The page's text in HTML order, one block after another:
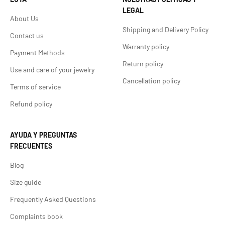
About Us
Contact us
Payment Methods
Use and care of your jewelry
Terms of service
Refund policy
LEGAL
Shipping and Delivery Policy
Warranty policy
Return policy
Cancellation policy
AYUDA Y PREGUNTAS
FRECUENTES
Blog
Size guide
Frequently Asked Questions
Complaints book